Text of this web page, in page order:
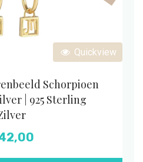
Quickview
Schorpioen
| 925 Sterling